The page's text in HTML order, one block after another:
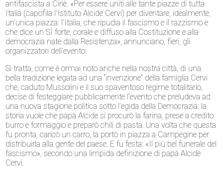
antifascista a Ciriè. «Per essere uniti alle tante piazze di tutta
Italia (capofila l’Istituto Alcide Cervi) per diventare, idealmente,
un’unica piazza: l’Italia, che ripudia il fascismo e il razzismo e
che dice un SÌ forte, corale e diffuso alla Costituzione e alla
democrazia nate dalla Resistenza», annunciano, fieri, gli
organizzatori dell’evento.
Si tratta, come è ormai noto anche nella nostra città, di una
bella tradizione legata ad una “invenzione” della famiglia Cervi
che, caduto Mussolini e il suo spaventoso regime totalitario,
decise di festeggiare pubblicamente l’evento che preludeva ad
una nuova stagione politica sotto l’egida della Democrazia: la
storia vuole che papà Alcide si procurò la farina, prese a credito
burro e formaggio e preparò chili di pasta. Una volta che questa
fu pronta, caricò un carro, la portò in piazza a Campegine per
distribuirla alla gente del paese. E fu festa: «Il più bel funerale del
fascismo», secondo una limpida definizione di papà Alcide
Cervi.